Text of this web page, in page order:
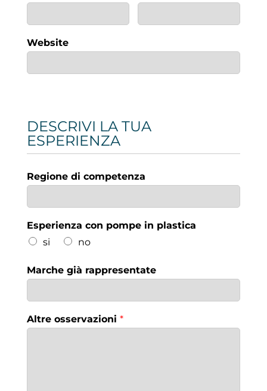
Website
DESCRIVI LA TUA
ESPERIENZA
Regione di competenza
Esperienza con pompe in plastica
si
no
Marche già rappresentate
Altre osservazioni *